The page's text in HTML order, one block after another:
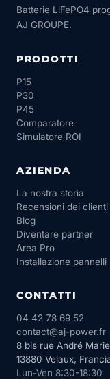
Batterie LiFePO4
AJ GROUPE.
PRODOTTI
P15
P30
P45
Comparatore
Simulatore ROI
AZIENDA
La nostra storia
Recensioni dei clienti
Blog
Diventare partner
Area Pro
Installazione
CONTATTI
04 42 78 69 52
contact@aj-power.fr
8 bis rue André
13880 Velaux,
Lun-Ven 8:30-18:30